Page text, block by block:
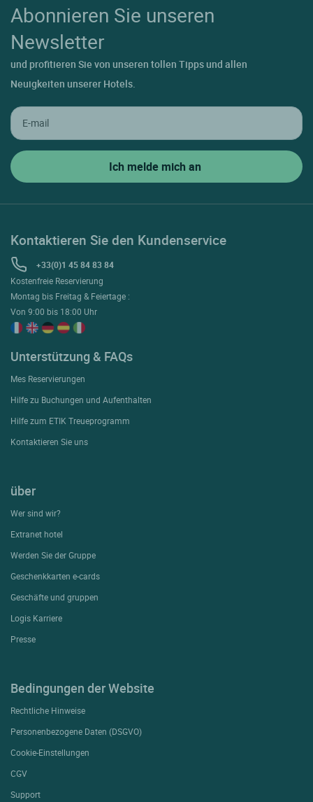
Abonnieren Sie unseren
Newsletter
und profitieren Sie von unseren tollen Tipps und allen
Neuigkeiten unserer Hotels.
Kontaktieren Sie den Kundenservice
+33(0)1 45 84 83 84
Kostenfreie Reservierung
Montag bis Freitag & Feiertage :
Von 9:00 bis 18:00 Uhr
Unterstützung & FAQs
Mes Reservierungen
Hilfe zu Buchungen und Aufenthalten
Hilfe zum ETIK Treueprogramm
Kontaktieren Sie uns
über
Wer sind wir?
Extranet hotel
Werden Sie der Gruppe
Geschenkkarten e-cards
Geschäfte und gruppen
Logis Karriere
Presse
Bedingungen der Website
Rechtliche Hinweise
Personenbezogene Daten (DSGVO)
Cookie-Einstellungen
CGV
Support